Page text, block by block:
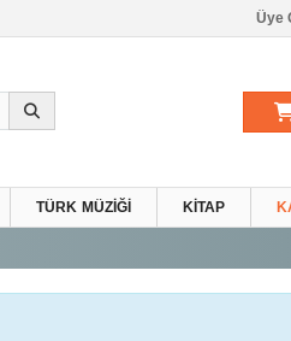
Üye
TÜRK MÜZIĞI KITAP